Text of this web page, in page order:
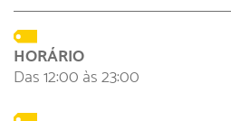
HORÁRIO
Das 12:00 às 23:00